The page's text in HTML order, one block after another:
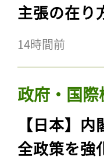
主張の在り
14時間前
政府・国
【日本】
全政策を強